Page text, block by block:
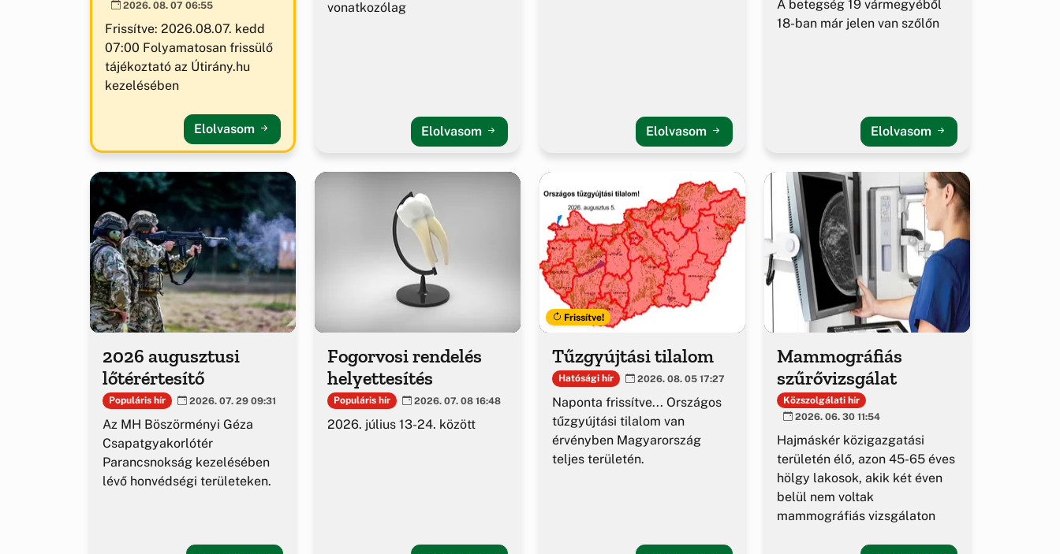
2026. 08. 07 06:55
Frissítve: 2026.08.07. kedd
07:00 Folyamatosan frissülő
tájékoztató az Útirány.hu
kezelésében
Elolvasom
vonatkozólag
Elolvasom Elolvasom
A betegség 19 vármegyéből
18-ban már jelen van szőlőn
Elolvasom
2026 augusztusi
lőtérértesítő
Populáris hír 2026. 07. 29 09:31
Az MH Böszörményi Géza
Csapatgyakorlótér
Parancsnokság kezelésében
lévő honvédségi területeken.
Fogorvosi rendelés
helyettesítés
Populáris hír 2026. 07. 08 16:48
2026. július 13-24. között
Frissítve!
Tűzgyújtási tilalom
Hatósági hír 2026. 08. 05 17:27
Naponta frissítve... Országos
tűzgyújtási tilalom van
érvényben Magyarország
teljes területén.
Mammográfiás
szűrővizsgálat
Közszolgálati hír
2026. 06. 30 11:54
Hajmáskér közigazgatási
területén élő, azon 45-65 éves
hölgy lakosok, akik két éven
belül nem voltak
mammográfiás vizsgálaton